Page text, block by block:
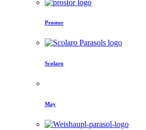
Prostor
Scolaro
May